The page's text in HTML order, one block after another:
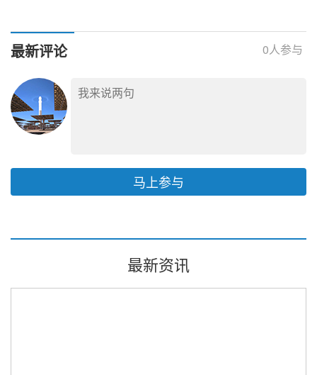
最新评论 0人参与
马上参与
最新资讯